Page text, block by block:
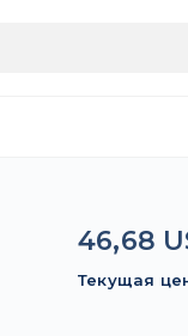
46,68
Текущая